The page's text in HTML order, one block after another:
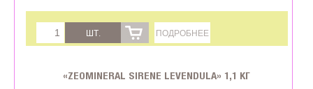
ШТ. ПОДРОБНЕЕ
«ZEOMINERAL SIRENE LEVENDULA» 1,1 КГ